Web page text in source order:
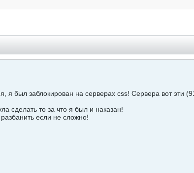
я был заблокирован на серверах css! Сервера вот эти
сделать то за что я был и наказан!
если не сложно!